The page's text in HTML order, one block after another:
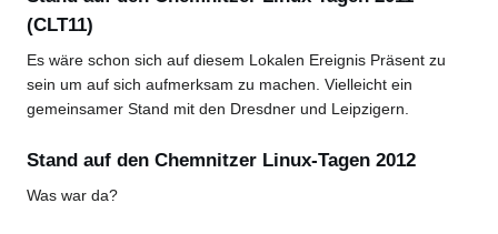
(CLT11)
Es wäre schon sich auf diesem Lokalen Ereignis Präsent zu
sein um auf sich aufmerksam zu machen. Vielleicht ein
gemeinsamer Stand mit den Dresdner und Leipzigern.
Stand auf den Chemnitzer Linux-Tagen 2012
Was war da?